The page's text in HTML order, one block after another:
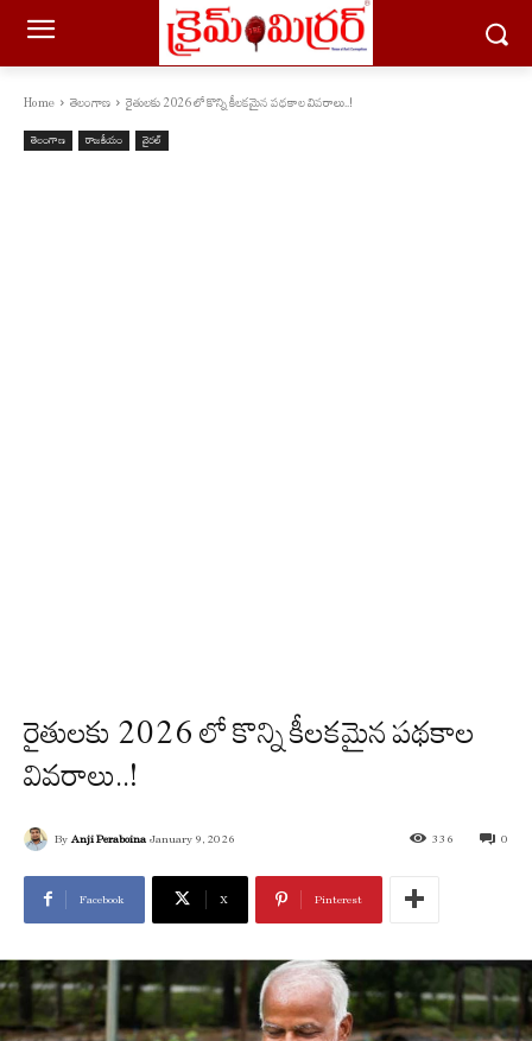
Home తెలంగాణ రైతులకు 2026 లో కొన్ని కీలకమైన పథకాల వివరాలు..!
తెలంగాణ రాజకీయం వైరల్
రైతులకు 2026 లో కొన్ని కీలకమైన పథకాల
వివరాలు..!
By Anji Peraboina January 9, 2026 0
336
Facebook X Pinterest